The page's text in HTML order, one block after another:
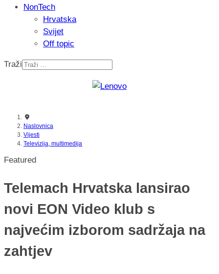
Recenzija: Einhell Professional CP-
NonTech
Hrvatska
Svijet
Off topic
Traži
Naslovnica
Vijesti
Televizija, multimedija
Featured
Telemach Hrvatska lansirao
novi EON Video klub s
najvećim izborom sadržaja na
zahtjev